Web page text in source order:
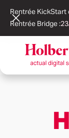
Rentrée KickStart
Rentrée Bridge :